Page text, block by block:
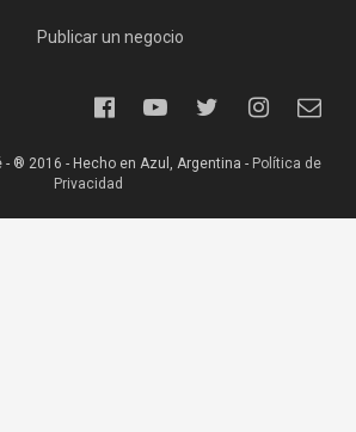
Publicar un negocio
® 2016 - Hecho en Azul, Argentina - Política de
Privacidad